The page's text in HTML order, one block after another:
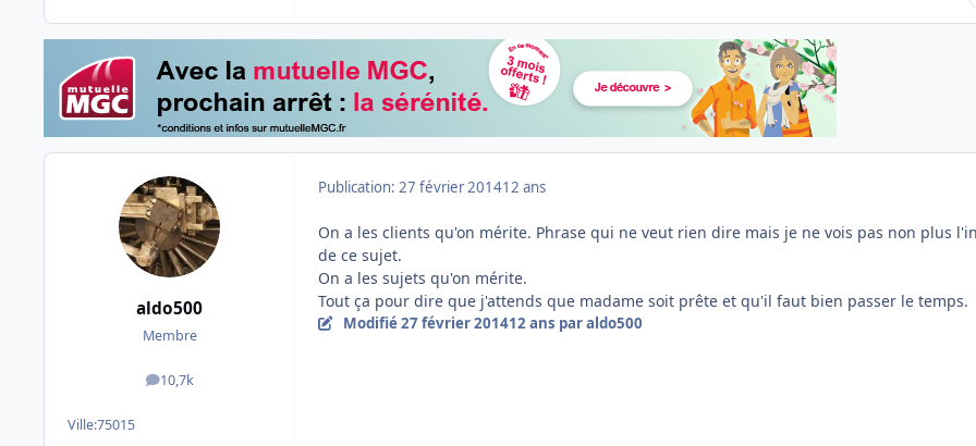
aldo500
Membre
10,7k
messages
Ville:75015
Publication: 27 février 201412 ans
On a les clients qu'on mérite. Phrase qui ne veut rien dire mais je ne vois pas non plus
de ce sujet.
On a les sujets qu'on mérite.
Tout ça pour dire que j'attends que madame soit prête et qu'il faut bien passer le temps.
Modifié27 février 201412 ans par aldo500